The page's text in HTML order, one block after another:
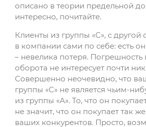
описано в теории предельной
интересно, почитайте.
Клиенты из группы «С», с другой
в компании сами по себе: есть
– невелика потеря. Погрешность
оборота не интересует почти
Совершенно неочевидно, что
группы «С» не является чьим-
из группы «А». То, что он
не значит, что он покупает так
ваших конкурентов. Просто,